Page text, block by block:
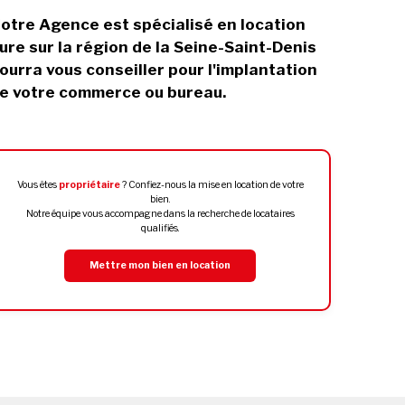
Agence est spécialisé en location
sur la région de la Seine-Saint-Denis
vous conseiller pour l'implantation
votre commerce ou bureau.
Vous êtes propriétaire? Confiez-nous la mise en location de votre
bien.
Notre équipe vous accompagne dans la recherche de locataires
qualifiés.
Mettre mon bien en location